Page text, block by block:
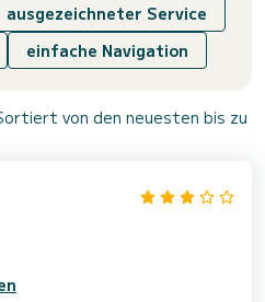
ausgezeichneter Service
einfache Navigation
von den neuesten bis zu